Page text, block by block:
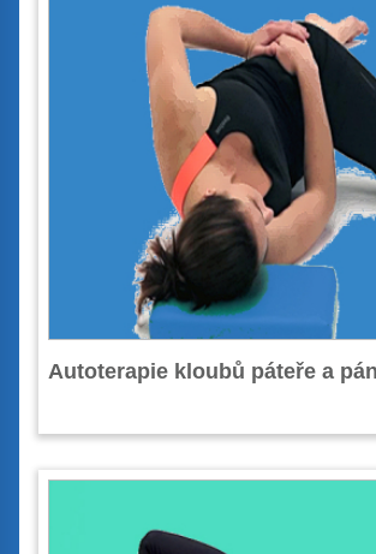
Autoterapie kloubů páteře a